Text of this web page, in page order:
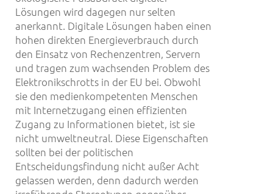
Lösungen wird dagegen nur selten
anerkannt. Digitale Lösungen haben einen
hohen direkten Energieverbrauch durch
den Einsatz von Rechenzentren, Servern
und tragen zum wachsenden Problem des
Elektronikschrotts in der EU bei. Obwohl
sie den medienkompetenten Menschen
mit Internetzugang einen effizienten
Zugang zu Informationen bietet, ist sie
nicht umweltneutral. Diese Eigenschaften
sollten bei der politischen
Entscheidungsfindung nicht außer Acht
gelassen werden, denn dadurch werden